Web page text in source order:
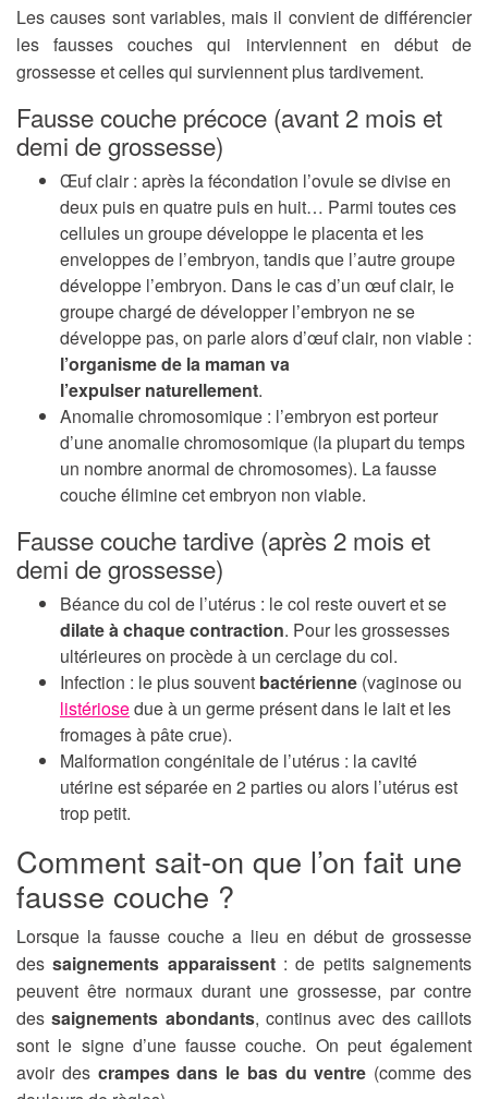
Les causes sont variables, mais il convient de différencier
les fausses couches qui interviennent en début de
grossesse et celles qui surviennent plus tardivement.
Fausse couche précoce (avant 2 mois et
demi de grossesse)
Œuf clair : après la fécondation l’ovule se divise en
deux puis en quatre puis en huit… Parmi toutes ces
cellules un groupe développe le placenta et les
enveloppes de l’embryon, tandis que l’autre groupe
développe l’embryon. Dans le cas d’un œuf clair, le
groupe chargé de développer l’embryon ne se
développe pas, on parle alors d’œuf clair, non viable :
l’organisme de la maman va
l’expulser naturellement.
Anomalie chromosomique : l’embryon est porteur
d’une anomalie chromosomique (la plupart du temps
un nombre anormal de chromosomes). La fausse
couche élimine cet embryon non viable.
Fausse couche tardive (après 2 mois et
demi de grossesse)
Béance du col de l’utérus : le col reste ouvert et se
dilate à chaque contraction. Pour les grossesses
ultérieures on procède à un cerclage du col.
Infection : le plus souvent bactérienne (vaginose ou
listériosedue à un germe présent dans le lait et les
fromages à pâte crue).
Malformation congénitale de l’utérus : la cavité
utérine est séparée en 2 parties ou alors l’utérus est
trop petit.
Comment sait-on que l’on fait une
fausse couche ?
Lorsque la fausse couche a lieu en début de grossesse
dessaignements apparaissent : de petits saignements
peuvent être normaux durant une grossesse, par contre
dessaignements abondants, continus avec des caillots
sont le signe d’une fausse couche. On peut également
avoir des crampes dans le bas du ventre (comme des